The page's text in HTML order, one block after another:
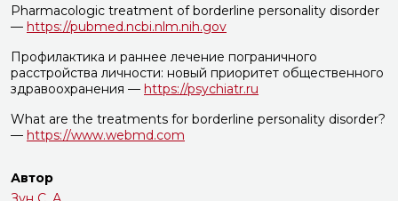
Pharmacologic treatment of borderline personality disorder
— https://pubmed.ncbi.nlm.nih.gov
Профилактика и раннее лечение пограничного
расстройства личности: новый приоритет общественного
здравоохранения — https://psychiatr.ru
What are the treatments for borderline personality disorder?
— https://www.webmd.com
Автор